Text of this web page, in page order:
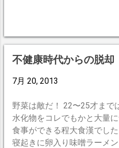
タンパク質重視。夕食は摂
の世に無駄な食材はなくど
にどれに偏っても弊害が有
の」と聞いてを沢山摂ると
40分程度の運動。大げさな
ら往復で40分になります。
ルモンと睡眠のタイミング
めの最初の深い眠りが重要
康診断もしない。やること
置で緊急回避のみ。その後
す。 人間余程の特殊細胞の
は生活習慣病。原因は明白
になる前にやるかだけなの
じなら 病気になる前に して
必要になったり、入院の為
のです。「手遅れ」はヤバ
不健康時代からの脱却
7月 20, 2013
野菜は敵だ！ 22〜25才まで
水化物をコレでもかと大量
食事ができる程大食漢でし
寝起きに卵入り味噌ラーメ